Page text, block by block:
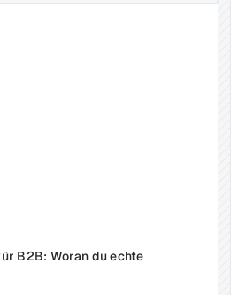
B2B: Woran du echte